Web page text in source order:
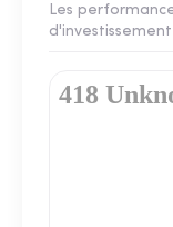
Les
d'investissement